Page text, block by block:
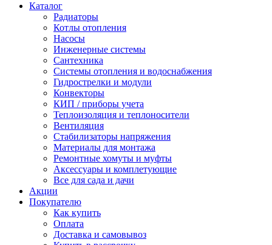
Каталог
Радиаторы
Котлы отопления
Насосы
Инженерные системы
Сантехника
Системы отопления и водоснабжения
Гидрострелки и модули
Конвекторы
КИП / приборы учета
Теплоизоляция и теплоносители
Вентиляция
Стабилизаторы напряжения
Материалы для монтажа
Ремонтные хомуты и муфты
Аксессуары и комплетующие
Все для сада и дачи
Акции
Покупателю
Как купить
Оплата
Доставка и самовывоз